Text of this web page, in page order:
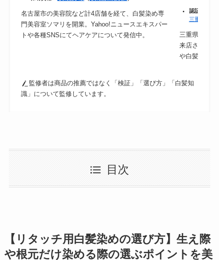
名古屋市の美容院など計4店舗を経て、白髪染め専
門美容室ソマリを開業。Yahoo!ニュースエキスパー
トや各種SNSにてヘアケアについて発信中。
認証：
三重県｜食
三重県津市
来店される
や白髪ケア
監修者は商品の推薦ではなく「検証」「選び方」「白髪知
識」について監修しています。
目次
【リタッチ用白髪染めの選び方】生え際
や根元だけ染める際の選ぶポイントを美